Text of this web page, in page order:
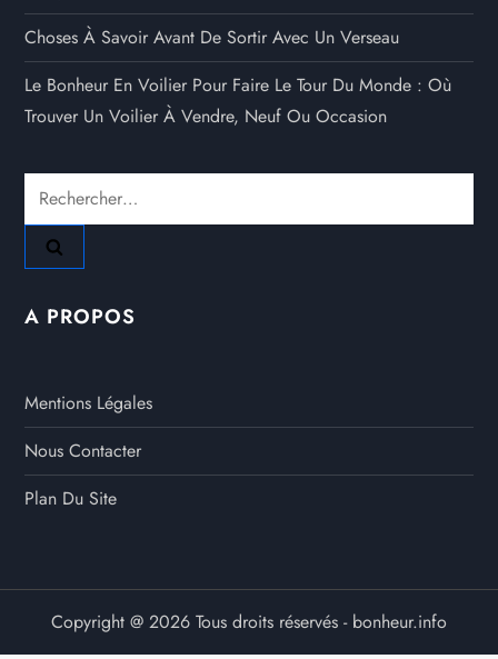
Choses À Savoir Avant De Sortir Avec Un Verseau
Le Bonheur En Voilier Pour Faire Le Tour Du Monde : Où
Trouver Un Voilier À Vendre, Neuf Ou Occasion
Rechercher :
A PROPOS
Mentions Légales
Nous Contacter
Plan Du Site
Copyright @ 2026 Tous droits réservés - bonheur.info